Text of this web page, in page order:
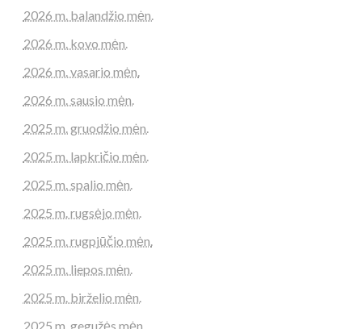
2026 m. balandžio mėn.
2026 m. kovo mėn.
2026 m. vasario mėn.
2026 m. sausio mėn.
2025 m. gruodžio mėn.
2025 m. lapkričio mėn.
2025 m. spalio mėn.
2025 m. rugsėjo mėn.
2025 m. rugpjūčio mėn.
2025 m. liepos mėn.
2025 m. birželio mėn.
2025 m. gegužės mėn.